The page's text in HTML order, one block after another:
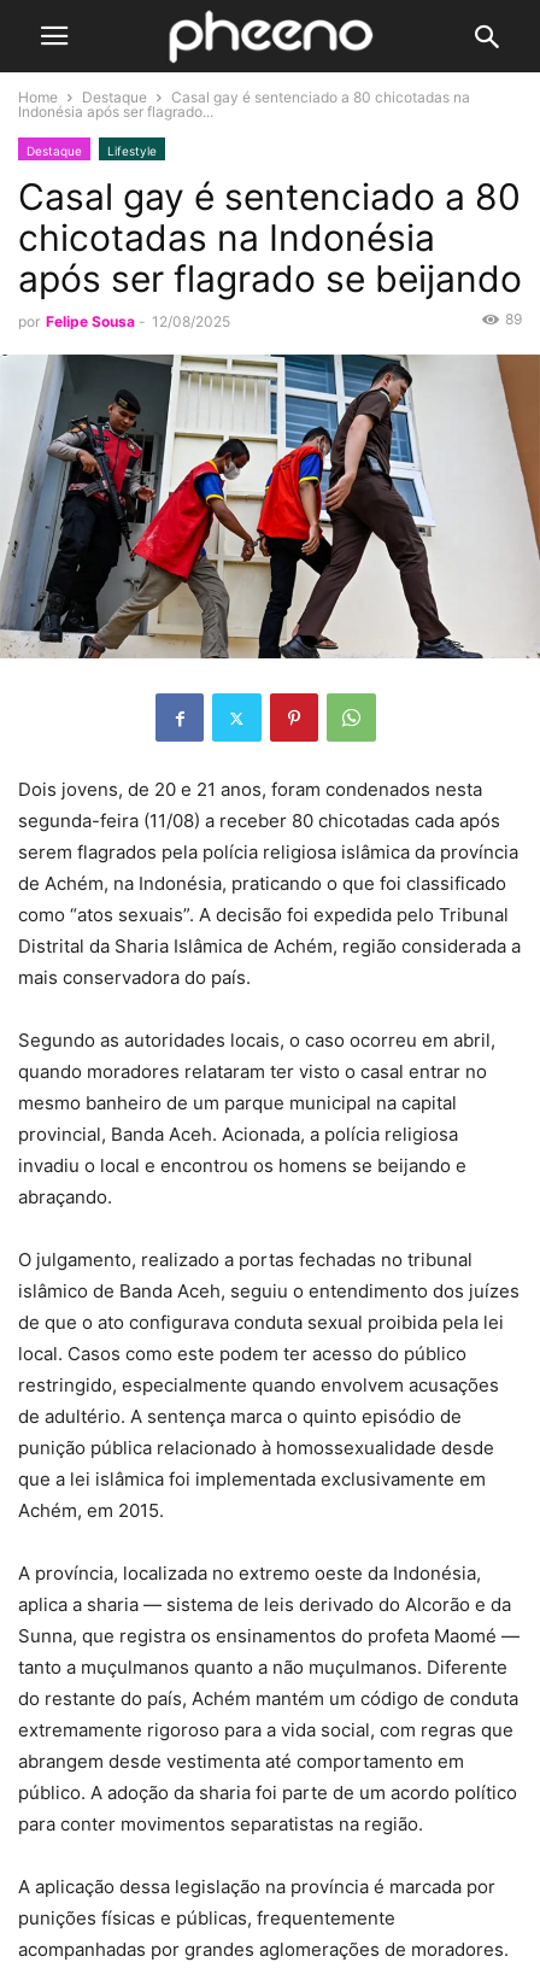
Home Destaque
Casal gay é sentenciado a 80 chicotadas na
Indonésia após ser flagrado...
Destaque Lifestyle
Casal gay é sentenciado a 80
chicotadas na Indonésia
após ser flagrado se beijando
por Felipe Sousa - 12/08/2025 89
Dois jovens, de 20 e 21 anos, foram condenados nesta
segunda-feira (11/08) a receber 80 chicotadas cada após
serem flagrados pela polícia religiosa islâmica da província
de Achém, na Indonésia, praticando o que foi classificado
como “atos sexuais”. A decisão foi expedida pelo Tribunal
Distrital da Sharia Islâmica de Achém, região considerada a
mais conservadora do país.
Segundo as autoridades locais, o caso ocorreu em abril,
quando moradores relataram ter visto o casal entrar no
mesmo banheiro de um parque municipal na capital
provincial, Banda Aceh. Acionada, a polícia religiosa
invadiu o local e encontrou os homens se beijando e
abraçando.
O julgamento, realizado a portas fechadas no tribunal
islâmico de Banda Aceh, seguiu o entendimento dos juízes
de que o ato configurava conduta sexual proibida pela lei
local. Casos como este podem ter acesso do público
restringido, especialmente quando envolvem acusações
de adultério. A sentença marca o quinto episódio de
punição pública relacionado à homossexualidade desde
que a lei islâmica foi implementada exclusivamente em
Achém, em 2015.
A província, localizada no extremo oeste da Indonésia,
aplica a sharia — sistema de leis derivado do Alcorão e da
Sunna, que registra os ensinamentos do profeta Maomé —
tanto a muçulmanos quanto a não muçulmanos. Diferente
do restante do país, Achém mantém um código de conduta
extremamente rigoroso para a vida social, com regras que
abrangem desde vestimenta até comportamento em
público. A adoção da sharia foi parte de um acordo político
para conter movimentos separatistas na região.
A aplicação dessa legislação na província é marcada por
punições físicas e públicas, frequentemente
acompanhadas por grandes aglomerações de moradores.